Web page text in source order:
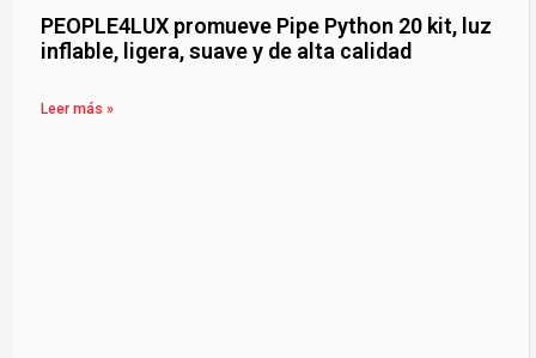
PEOPLE4LUX promueve Pipe Python 20 kit, luz
inflable, ligera, suave y de alta calidad
Leer más »